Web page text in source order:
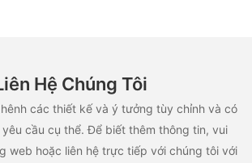
Hệ Chúng Tôi
các thiết kế và ý tưởng tùy chỉnh và có
cầu cụ thể. Để biết thêm thông tin, vui
web hoặc liên hệ trực tiếp với chúng tôi với